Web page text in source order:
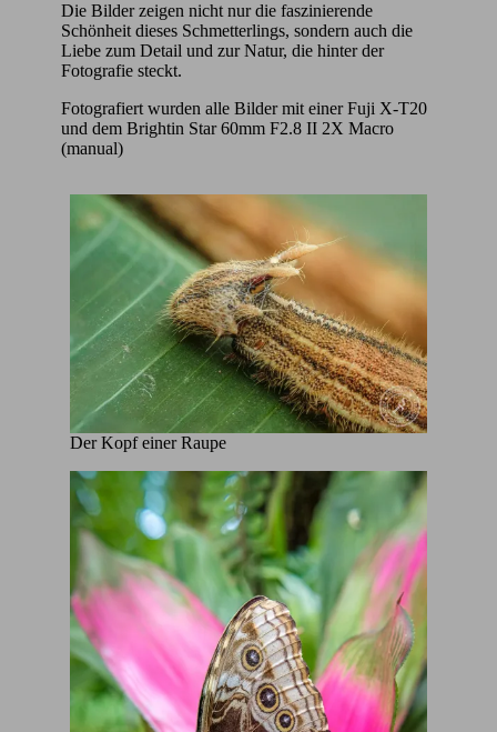
Die Bilder zeigen nicht nur die faszinierende
Schönheit dieses Schmetterlings, sondern auch die
Liebe zum Detail und zur Natur, die hinter der
Fotografie steckt.
Fotografiert wurden alle Bilder mit einer Fuji X-T20
und dem Brightin Star 60mm F2.8 II 2X Macro
(manual)
Der Kopf einer Raupe